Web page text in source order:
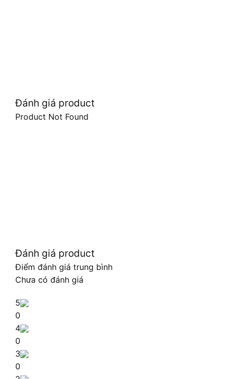
Đánh giá product
Product Not Found
Đánh giá product
Điểm đánh giá trung bình
Chưa có đánh giá
5
0
4
0
3
0